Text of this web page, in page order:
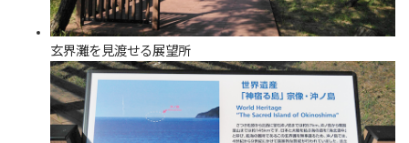
玄界灘を見渡せる展望所